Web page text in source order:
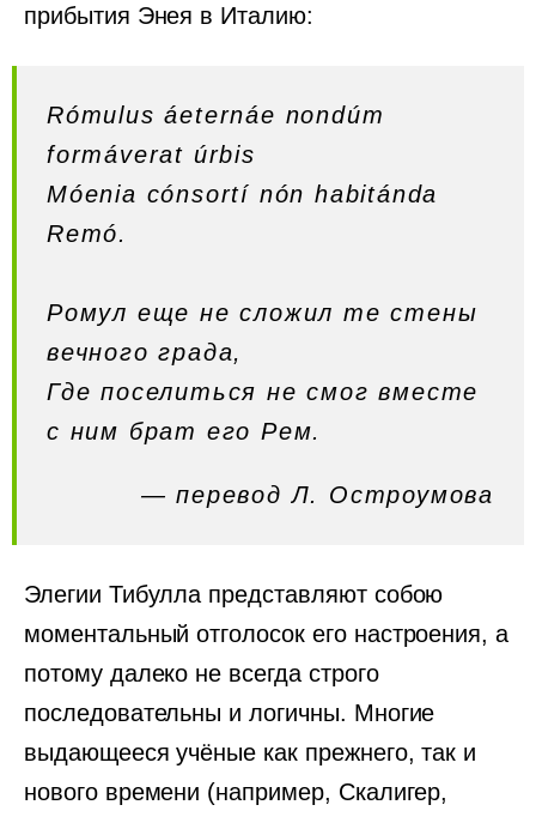
прибытия Энея в Италию:
Rómulus áeternáe nondúm
formáverat úrbis
Móenia cónsortí nón habitánda
Remó.
Ромул еще не сложил те стены
вечного града,
Где поселиться не смог вместе
с ним брат его Рем.
— перевод Л. Остроумова
Элегии Тибулла представляют собою
моментальный отголосок его настроения, а
потому далеко не всегда строго
последовательны и логичны. Многие
выдающееся учёные как прежнего, так и
нового времени (например, Скалигер,